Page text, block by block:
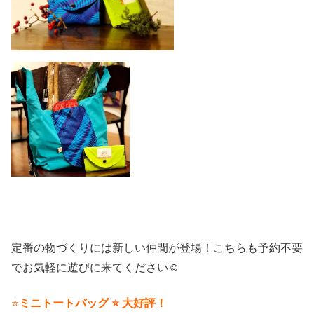
定番の物づくりには新しい仲間が登場！こちらも予約不要
でお気軽に遊びに来てください☺️
⭐️ ミニトートバッグ ⭐️ 大好評！